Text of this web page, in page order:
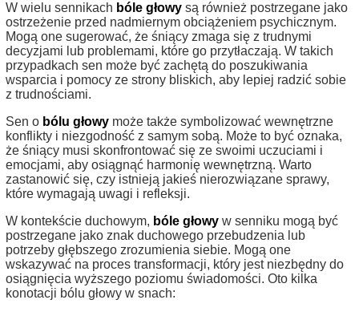
W wielu sennikach bóle głowy są również postrzegane jako
ostrzeżenie przed nadmiernym obciążeniem psychicznym.
Mogą one sugerować, że śniący zmaga się z trudnymi
decyzjami lub problemami, które go przytłaczają. W takich
przypadkach sen może być zachętą do poszukiwania
wsparcia i pomocy ze strony bliskich, aby lepiej radzić sobie
z trudnościami.
Sen o bólu głowy może także symbolizować wewnętrzne
konflikty i niezgodność z samym sobą. Może to być oznaka,
że śniący musi skonfrontować się ze swoimi uczuciami i
emocjami, aby osiągnąć harmonię wewnętrzną. Warto
zastanowić się, czy istnieją jakieś nierozwiązane sprawy,
które wymagają uwagi i refleksji.
W kontekście duchowym, bóle głowy w senniku mogą być
postrzegane jako znak duchowego przebudzenia lub
potrzeby głębszego zrozumienia siebie. Mogą one
wskazywać na proces transformacji, który jest niezbędny do
osiągnięcia wyższego poziomu świadomości. Oto kilka
konotacji bólu głowy w snach: